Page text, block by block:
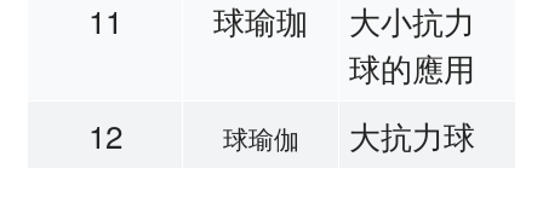
11
球瑜珈
大小抗力
球的應用
12
球瑜伽 大抗力球